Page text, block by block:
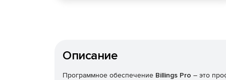
Описание
Программное обеспечение Billings Pro – это